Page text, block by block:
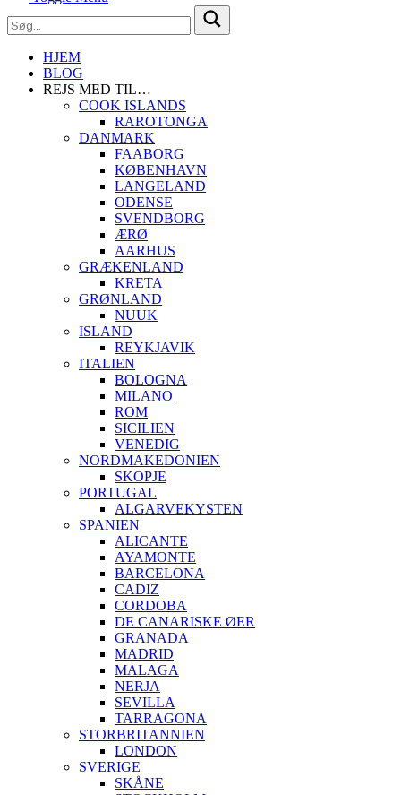
HJEM
BLOG
REJS MED TIL…
COOK ISLANDS
RAROTONGA
DANMARK
FAABORG
KØBENHAVN
LANGELAND
ODENSE
SVENDBORG
ÆRØ
AARHUS
GRÆKENLAND
KRETA
GRØNLAND
NUUK
ISLAND
REYKJAVIK
ITALIEN
BOLOGNA
MILANO
ROM
SICILIEN
VENEDIG
NORDMAKEDONIEN
SKOPJE
PORTUGAL
ALGARVEKYSTEN
SPANIEN
ALICANTE
AYAMONTE
BARCELONA
CADIZ
CORDOBA
DE CANARISKE ØER
GRANADA
MADRID
MALAGA
NERJA
SEVILLA
TARRAGONA
STORBRITANNIEN
LONDON
SVERIGE
SKÅNE